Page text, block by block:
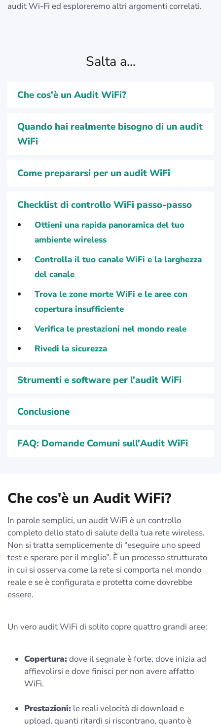
audit Wi-Fi ed esploreremo altri argomenti correlati.
Salta a...
Che cos'è un Audit WiFi?
Quando hai realmente bisogno di un audit
WiFi
Come prepararsi per un audit WiFi
Checklist di controllo WiFi passo-passo
Ottieni una rapida panoramica del tuo
ambiente wireless
Controlla il tuo canale WiFi e la larghezza
del canale
Trova le zone morte WiFi e le aree con
copertura insufficiente
Verifica le prestazioni nel mondo reale
Rivedi la sicurezza
Strumenti e software per l'audit WiFi
Conclusione
FAQ: Domande Comuni sull'Audit WiFi
Che cos'è un Audit WiFi?
In parole semplici, un audit WiFi è un controllo
completo dello stato di salute della tua rete wireless.
Non si tratta semplicemente di “eseguire uno speed
test e sperare per il meglio”. È un processo strutturato
in cui si osserva come la rete si comporta nel mondo
reale e se è configurata e protetta come dovrebbe
essere.
Un vero audit WiFi di solito copre quattro grandi aree:
Copertura: dove il segnale è forte, dove inizia ad
affievolirsi e dove finisci per non avere affatto
WiFi.
Prestazioni: le reali velocità di download e
upload, quanti ritardi si riscontrano, quanto è